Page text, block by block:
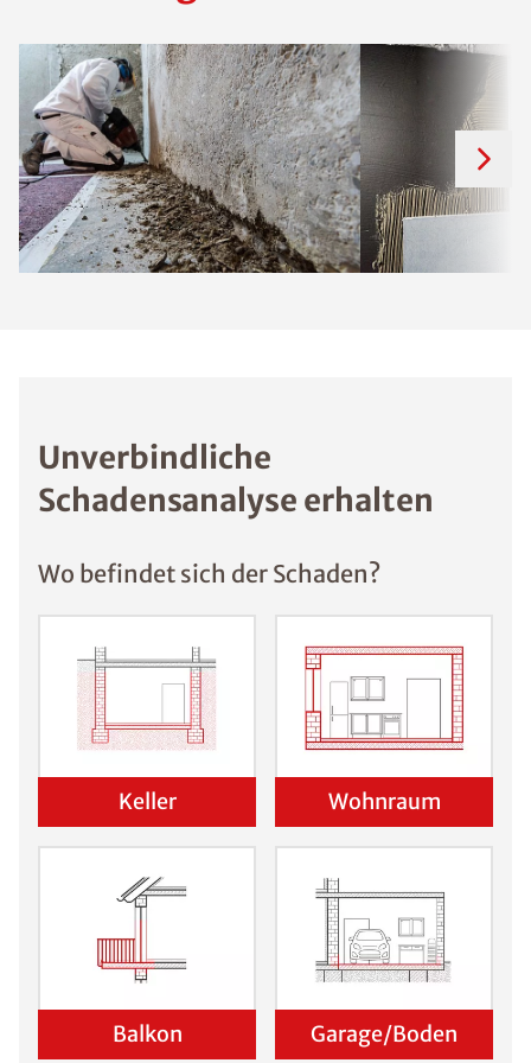
Unverbindliche
Schadensanalyse erhalten
Wo befindet sich der Schaden?
Keller Wohnraum
Balkon Garage/Boden